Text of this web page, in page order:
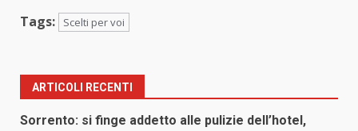
Tags: Scelti per voi
ARTICOLI RECENTI
Sorrento: si finge addetto alle pulizie dell’hotel,